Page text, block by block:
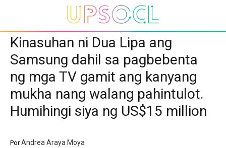
Kinasuhan ni Dua Lipa ang
Samsung dahil sa pagbebenta
ng mga TV gamit ang kanyang
mukha nang walang pahintulot.
Humihingi siya ng US$15 million
PorAndrea Araya Moya